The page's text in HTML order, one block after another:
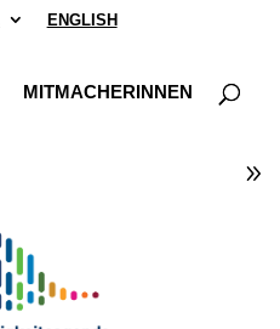
ENGLISH
MITMACHERINNEN